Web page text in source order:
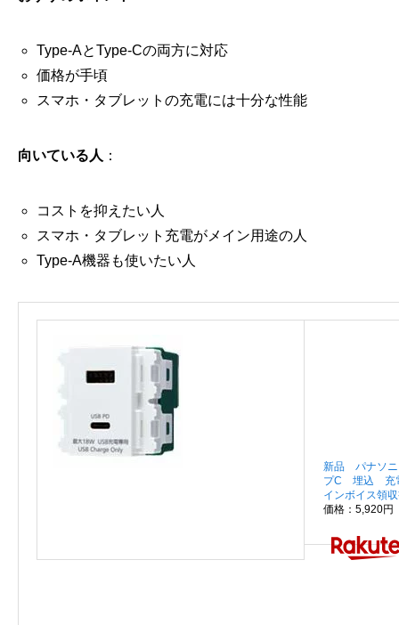
Type-AとType-Cの両方に対応
価格が手頃
スマホ・タブレットの充電には十分な性能
向いている人 ：
コストを抑えたい人
スマホ・タブレット充電がメイン用途の人
Type-A機器も使いたい人
新品 パナソ
プC 埋込 充
インボイス領
価格：5,920円